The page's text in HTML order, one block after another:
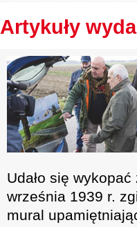
Artykuły
Udało się
września 1939 r.
mural